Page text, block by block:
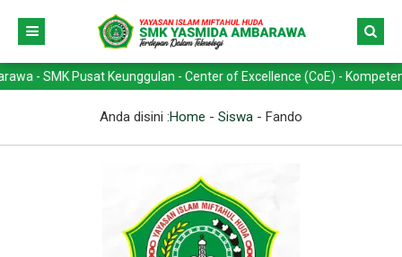
- SMK Pusat Keunggulan - Center of Excellence (CoE) -
Anda disini :Home - Siswa - Fando